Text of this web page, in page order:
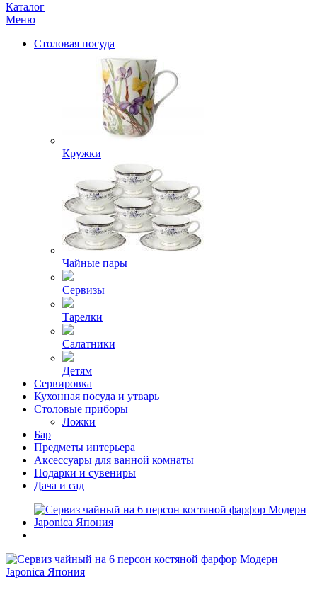
Каталог
Меню
Столовая посуда
Кружки
Чайные пары
Сервизы
Тарелки
Салатники
Детям
Сервировка
Кухонная посуда и утварь
Столовые приборы
Ложки
Бар
Предметы интерьера
Аксессуары для ванной комнаты
Подарки и сувениры
Дача и сад